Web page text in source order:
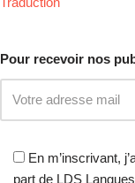
Pour recevoir nos
En m’inscrivant,
part de LDS Langues